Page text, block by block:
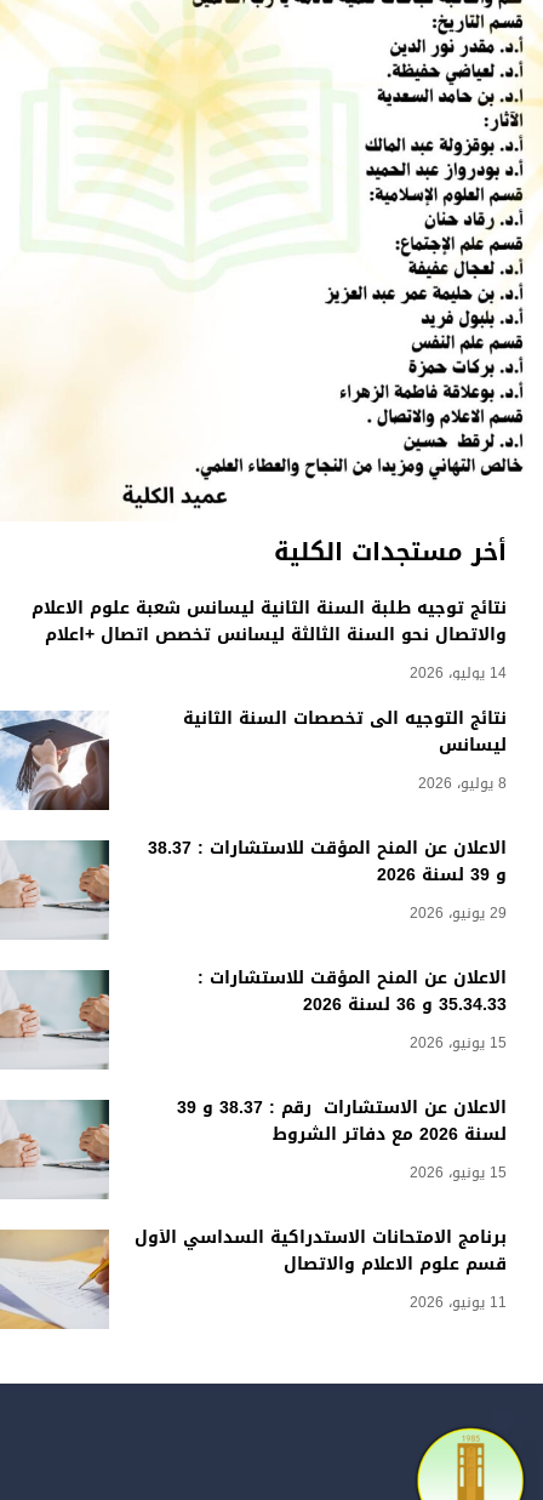
أخر مستجدات الكلية
نتائج توجيه طلبة السنة الثانية ليسانس شعبة علوم الاعلام
والاتصال نحو السنة الثالثة ليسانس تخصص اتصال +اعلام
14 يوليو، 2026
نتائج التوجيه الى تخصصات السنة الثانية
ليسانس
8 يوليو، 2026
الاعلان عن المنح المؤقت للاستشارات : 38.37
و 39 لسنة 2026
29 يونيو، 2026
الاعلان عن المنح المؤقت للاستشارات :
35.34.33 و 36 لسنة 2026
15 يونيو، 2026
الاعلان عن الاستشارات رقم : 38.37 و 39
لسنة 2026 مع دفاتر الشروط
15 يونيو، 2026
برنامج الامتحانات الاستدراكية السداسي الأول
قسم علوم الاعلام والاتصال
11 يونيو، 2026